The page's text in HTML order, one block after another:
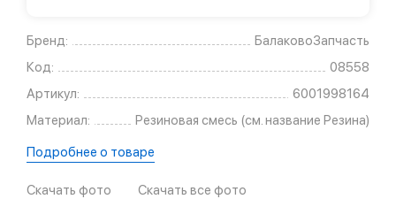
Бренд:
БалаковоЗапчасть
Код:
08558
Артикул:
6001998164
Материал:
Резиновая смесь (см. название Резина)
Подробнее о товаре
Скачать фото Скачать все фото